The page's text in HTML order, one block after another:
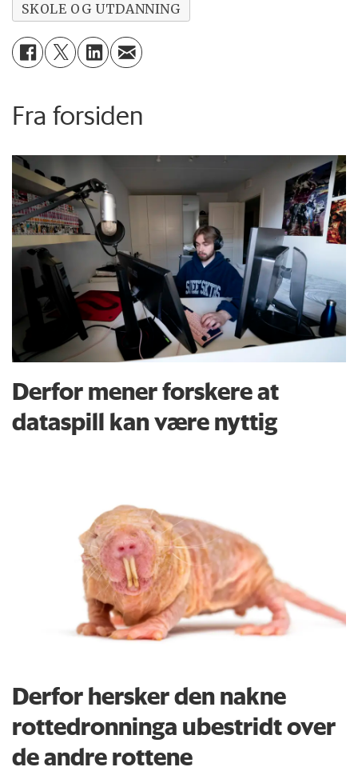
SKOLE OG UTDANNING
Fra forsiden
Derfor mener forskere at
dataspill kan være nyttig
Derfor hersker den nakne
rottedronninga ubestridt over
de andre rottene